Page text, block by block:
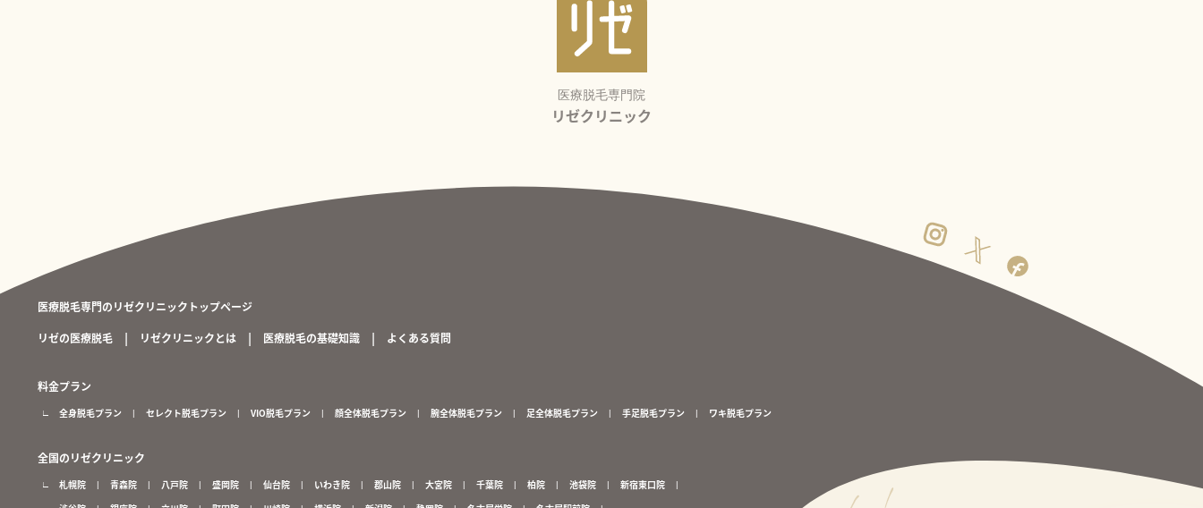
医療脱毛専門院
リゼクリニック
医療脱毛専門のリゼクリニックトップページ
リゼの医療脱毛 リゼクリニックとは 医療脱毛の基礎知識 よくある質問
料金プラン
全身脱毛プラン セレクト脱毛プラン VIO脱毛プラン 顔全体脱毛プラン 腕全体脱毛プラン 足全体脱毛プラン 手足脱毛プラン ワキ脱毛プラン
全国のリゼクリニック
札幌院 青森院 八戸院 盛岡院 仙台院 いわき院 郡山院 大宮院 千葉院 柏院 池袋院
新宿東口院